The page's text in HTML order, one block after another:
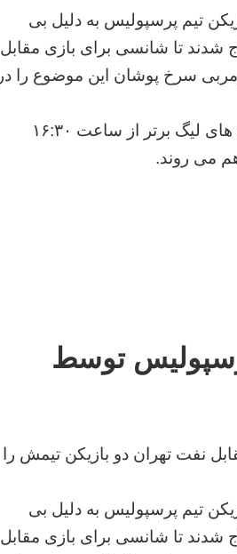
تیم پرسپولیس به دلیل بی
شدند تا شانسی برای بازی مقابل
سرخ پوشان این موضوع را در
پرسپولیس و نفت تهران از هفته هجدهم رقابت های لیگ برتر از ساعت ۱۶:۳۰
توسط
نفت تهران دو بازیکن تیمش را
تیم پرسپولیس به دلیل بی
شدند تا شانسی برای بازی مقابل